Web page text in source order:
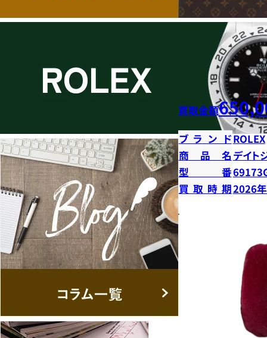
買取金額
ブランドROLEX
商品名 デイト
型番
買取時期2026